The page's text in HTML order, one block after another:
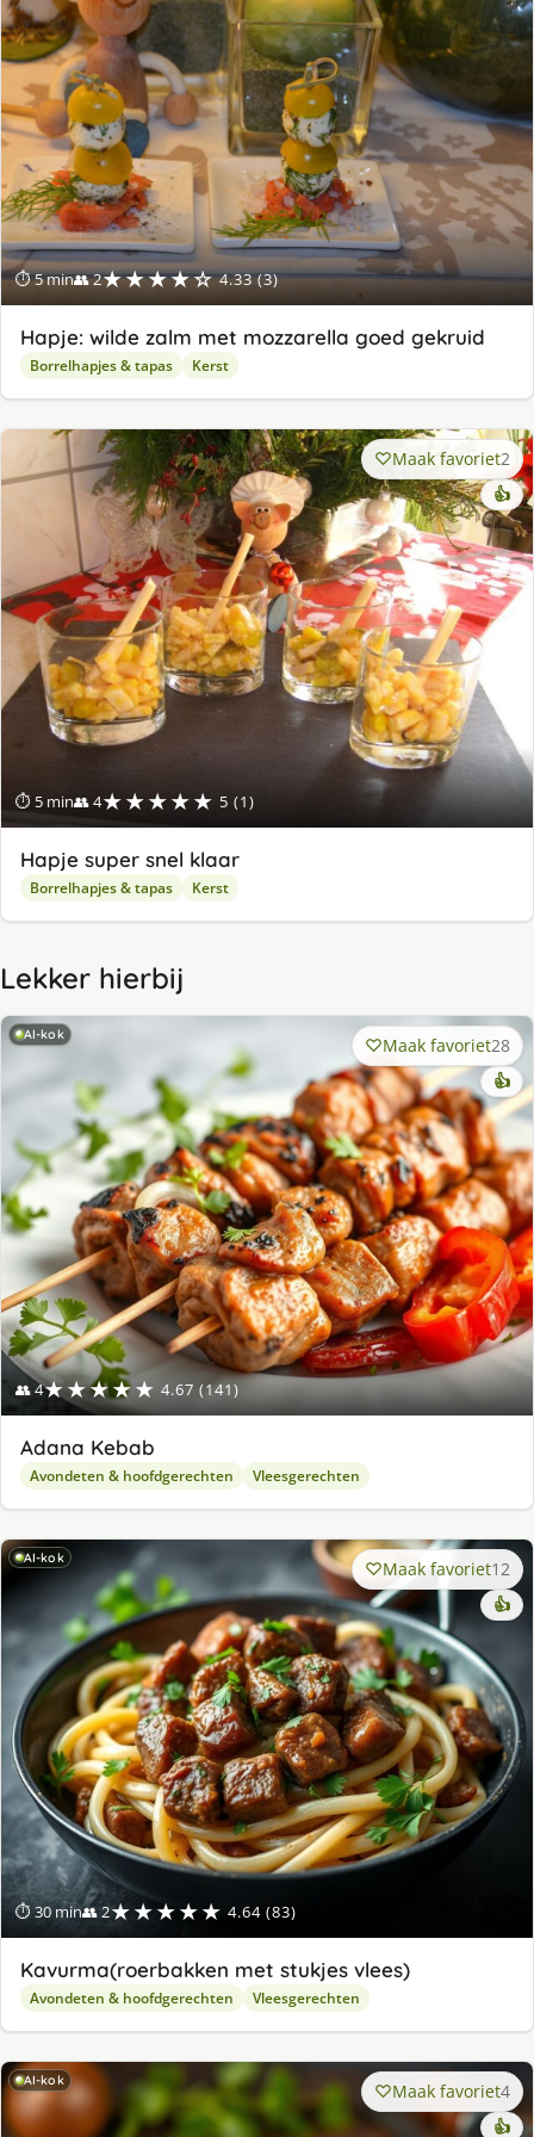
⏱ 5 min👥 2★★★★☆ 4.33 (3)
Hapje: wilde zalm met mozzarella goed gekruid
Borrelhapjes & tapas Kerst
⏱ 5 min👥 4★★★★★ 5 (1)
Maak favoriet2
👍
Hapje super snel klaar
Borrelhapjes & tapas Kerst
Lekker hierbij
AI-kok
👥 4★★★★★ 4.67 (141)
Maak favoriet28
👍
Adana Kebab
Avondeten & hoofdgerechten Vleesgerechten
AI-kok
⏱ 30 min👥 2★★★★★ 4.64 (83)
Maak favoriet12
👍
Kavurma(roerbakken met stukjes vlees)
Avondeten & hoofdgerechten Vleesgerechten
AI-kok Maak favoriet4
👍